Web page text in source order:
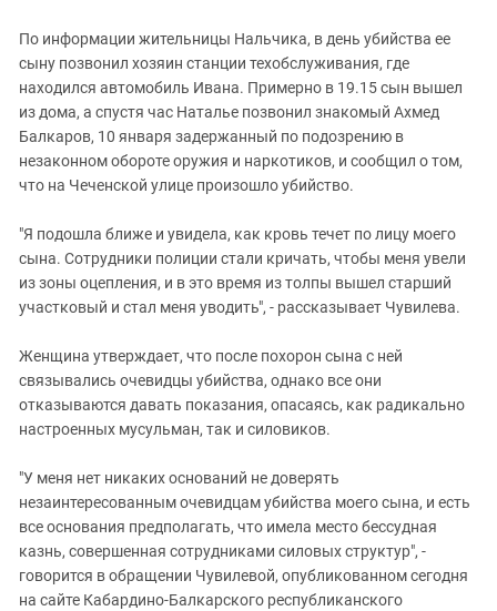
Южная Осетия
Южный Кавказ
ЮФО
По информации жительницы Нальчика, в день убийства ее
сыну позвонил хозяин станции техобслуживания, где
находился автомобиль Ивана. Примерно в 19.15 сын вышел
из дома, а спустя час Наталье позвонил знакомый Ахмед
Балкаров, 10 января задержанный по подозрению в
незаконном обороте оружия и наркотиков, и сообщил о том,
что на Чеченской улице произошло убийство.
"Я подошла ближе и увидела, как кровь течет по лицу моего
сына. Сотрудники полиции стали кричать, чтобы меня увели
из зоны оцепления, и в это время из толпы вышел старший
участковый и стал меня уводить", - рассказывает Чувилева.
Женщина утверждает, что после похорон сына с ней
связывались очевидцы убийства, однако все они
отказываются давать показания, опасаясь, как радикально
настроенных мусульман, так и силовиков.
"У меня нет никаких оснований не доверять
незаинтересованным очевидцам убийства моего сына, и есть
все основания предполагать, что имела место бессудная
казнь, совершенная сотрудниками силовых структур", -
говорится в обращении Чувилевой, опубликованном сегодня
на сайте Кабардино-Балкарского республиканского